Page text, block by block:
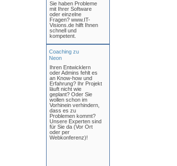
Sie haben Probleme
mit Ihrer Software
oder einzelne
Fragen? www.IT-
Visions.de hilft Ihnen
schnell und
kompetent.
Coaching zu
Neon
Ihren Entwicklern
oder Admins fehlt es
an Know-how und
Erfahrung? Ihr Projekt
läuft nicht wie
geplant? Oder Sie
wollen schon im
Vorhinein verhindern,
dass es zu
Problemen kommt?
Unsere Experten sind
für Sie da (Vor Ort
oder per
Webkonferenz)!